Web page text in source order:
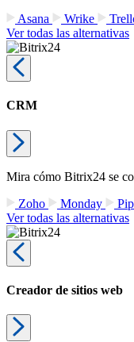
Asana
Wrike
Ver todas las alternativas
CRM
Mira cómo Bitrix24 se
Zoho
Monday
Ver todas las alternativas
Creador de sitios web